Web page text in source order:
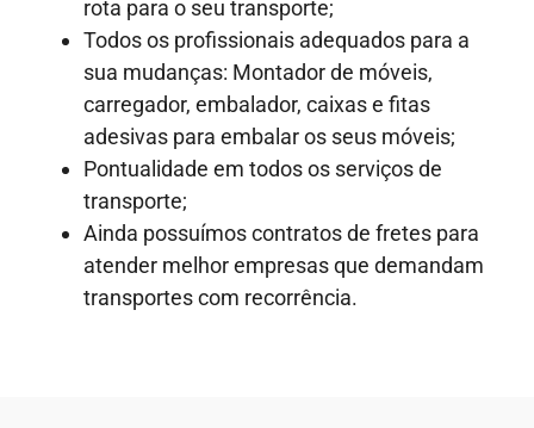
rota para o seu transporte;
Todos os profissionais adequados para a
sua mudanças: Montador de móveis,
carregador, embalador, caixas e fitas
adesivas para embalar os seus móveis;
Pontualidade em todos os serviços de
transporte;
Ainda possuímos contratos de fretes para
atender melhor empresas que demandam
transportes com recorrência.